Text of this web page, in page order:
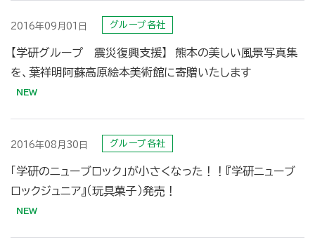
2016年09月01日 グループ各社
【学研グループ 震災復興支援】 熊本の美しい風景写真集
を、葉祥明阿蘇高原絵本美術館に寄贈いたします
2016年08月30日 グループ各社
「学研のニューブロック」が小さくなった！！『学研ニューブ
ロックジュニア』（玩具菓子）発売！